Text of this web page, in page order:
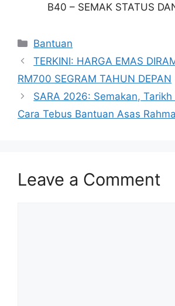
B40 – SEMAK STATUS
Categories
Bantuan
TERKINI: HARGA EMAS
RM700 SEGRAM TAHUN DEPAN
SARA 2026: Semakan, Tarikh
Cara Tebus Bantuan Asas
Leave a Comment